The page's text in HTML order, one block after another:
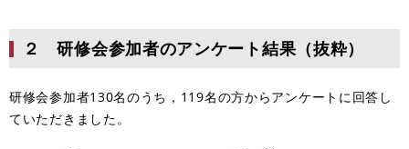
２ 研修会参加者のアンケート結果（抜粋）
研修会参加者130名のうち，119名の方からアンケートに回答し
ていただきました。